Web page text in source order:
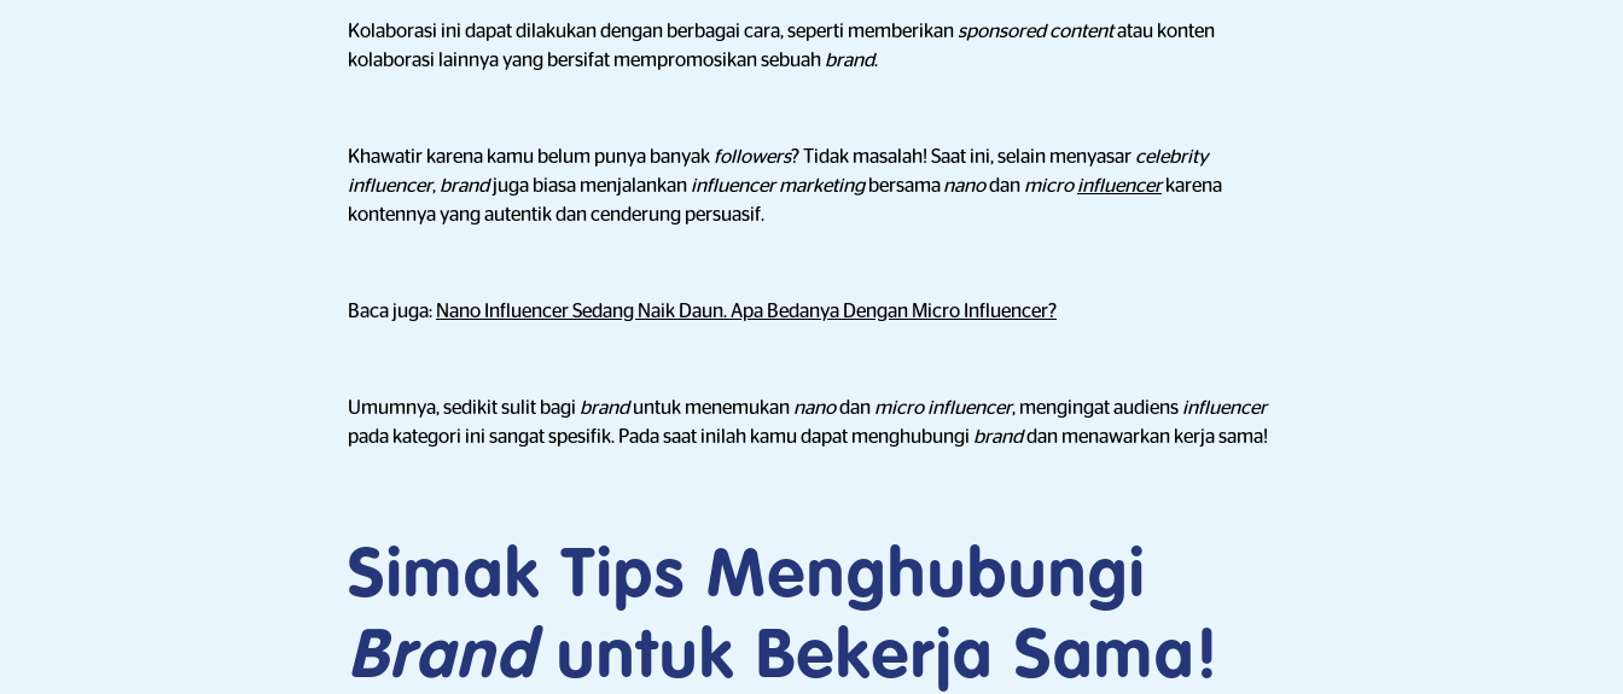
Kolaborasi ini dapat dilakukan dengan berbagai cara, seperti memberikan sponsored contentatau konten
kolaborasi lainnya yang bersifat mempromosikan sebuah brand.
Khawatir karena kamu belum punya banyak followers? Tidak masalah! Saat ini, selain menyasar celebrity
influencer, brandjuga biasa menjalankan influencer marketing bersamananodan microinfluencerkarena
kontennya yang autentik dan cenderung persuasif.
Baca juga: Nano Influencer Sedang Naik Daun. Apa Bedanya Dengan Micro Influencer?
Umumnya, sedikit sulit bagi branduntuk menemukan nanodan micro influencer, mengingat audiens influencer
pada kategori ini sangat spesifik. Pada saat inilah kamu dapat menghubungi branddan menawarkan kerja sama!
Simak Tips Menghubungi
Branduntuk Bekerja Sama!